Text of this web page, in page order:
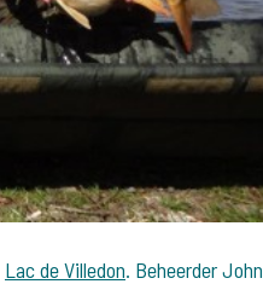
Lac de Villedon. Beheerder John